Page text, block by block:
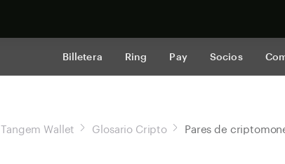
Billetera Ring Pay Socios
Tangem Wallet Glosario Cripto Pares de